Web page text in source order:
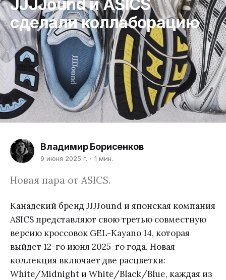
JJJJound и ASICS
сделали коллаборацию
Владимир Борисенков
9 июня 2025 г. 1 мин.
Новая пара от ASICS.
Канадский бренд JJJJound и японская компания
ASICS представляют свою третью совместную
версию кроссовок GEL-Kayano 14, которая
выйдет 12-го июня 2025-го года. Новая
коллекция включает две расцветки:
White/Midnight и White/Black/Blue, каждая из